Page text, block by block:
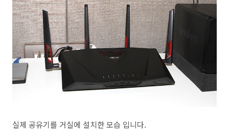
실제 공유기를 거실에 설치한 모습 입니다.